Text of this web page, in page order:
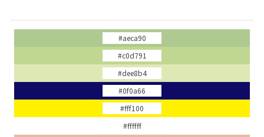
#aeca90
#c0d791
#dee8b4
#0f0a66
#fff100
#ffffff